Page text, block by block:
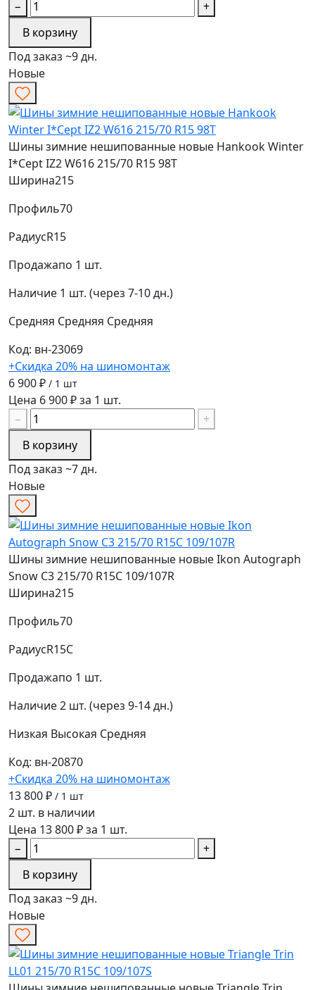
−
+
В корзину
Под заказ ~9 дн.
Новые
Шины зимние нешипованные новые Hankook Winter
I*Cept IZ2 W616 215/70 R15 98T
Ширина215
Профиль70
РадиусR15
Продажапо 1 шт.
Наличие 1 шт. (через 7-10 дн.)
Средняя Средняя Средняя
Код: вн-23069
+Скидка 20% на шиномонтаж
6 900 ₽ / 1 шт
Цена 6 900 ₽ за 1 шт.
−
+
В корзину
Под заказ ~7 дн.
Новые
Шины зимние нешипованные новые Ikon Autograph
Snow C3 215/70 R15C 109/107R
Ширина215
Профиль70
РадиусR15C
Продажапо 1 шт.
Наличие2 шт. (через 9-14 дн.)
Низкая Высокая Средняя
Код: вн-20870
+Скидка 20% на шиномонтаж
13 800 ₽ / 1 шт
2 шт. в наличии
Цена 13 800 ₽ за 1 шт.
−
+
В корзину
Под заказ ~9 дн.
Новые